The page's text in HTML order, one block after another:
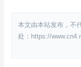
本文由本站发布，不
处：https://